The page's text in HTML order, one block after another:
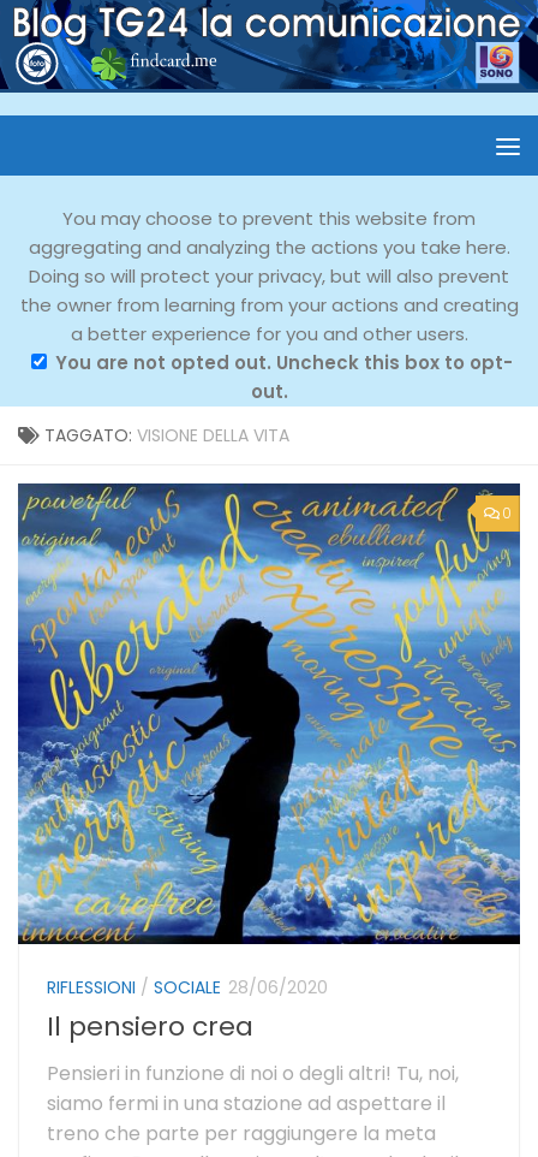
You may choose to prevent this website from
aggregating and analyzing the actions you take here.
Doing so will protect your privacy, but will also prevent
the owner from learning from your actions and creating
a better experience for you and other users.
You are not opted out. Uncheck this box to opt-
out.
TAGGATO: VISIONE DELLA VITA
0
RIFLESSIONI / SOCIALE 28/06/2020
Il pensiero crea
Pensieri in funzione di noi o degli altri! Tu, noi,
siamo fermi in una stazione ad aspettare il
treno che parte per raggiungere la meta